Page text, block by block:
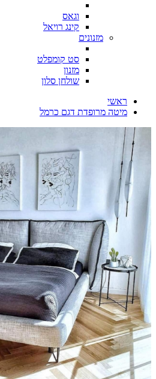
וגאס
קינג רויאל
מזנונים
סט קומפלט
מזנון
שולחן סלון
ראשי
מיטה מרופדת דגם כרמל